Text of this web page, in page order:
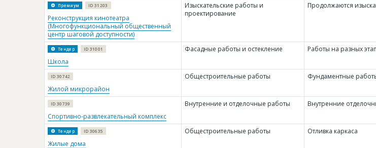
Премиум ID 31203
Реконструкция кинотеатра
(Многофункциональный общественный
центр шаговой доступности)
Изыскательские работы и
проектирование
Продолжаются
Тендер ID 31001
Школа
Фасадные работы и остекление Работы на разных
ID 30742
Жилой микрорайон
Общестроительные работы Фундаментные
ID 30739
Спортивно-развлекательный комплекс
Внутренние и отделочные работы Внутренние
Тендер ID 30635
Жилые дома
Общестроительные работы Отливка каркаса